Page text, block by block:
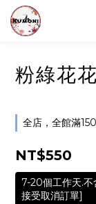
粉綠花
全店，全館滿
NT$550
7-20個工作天.不
接受取消訂單]